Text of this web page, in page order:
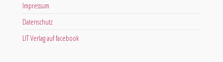
Impressum
Datenschutz
LIT Verlag auf facebook